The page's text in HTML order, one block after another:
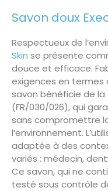
Savon doux
Respectueux de
Skin se présente
douce et efficace.
exigences en termes
savon bénéficie de la
(FR/030/026), qui
sans compromettre
l’environnement.
adaptée à des
variés : médecin,
Ce savon, qui ne
testé sous contrôle